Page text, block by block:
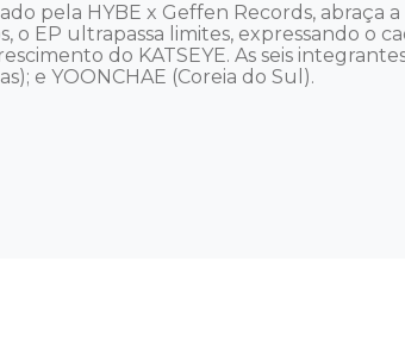
pela HYBE x Geffen Records,
EP ultrapassa limites, expressando o
do KATSEYE. As seis integrantes
e YOONCHAE (Coreia do Sul).